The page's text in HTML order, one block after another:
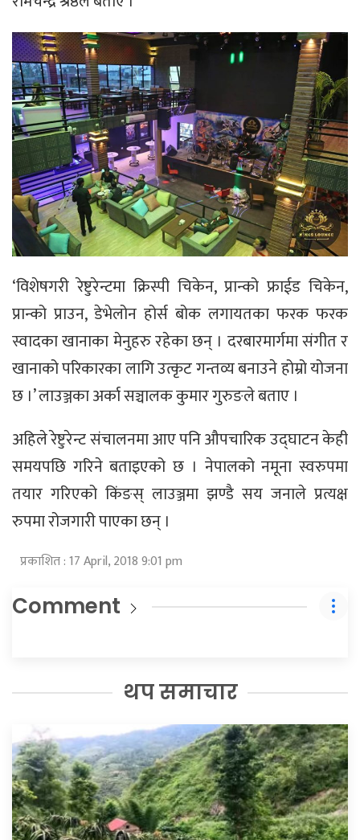
‘विशेषगरी रेष्टुरेन्टमा क्रिस्पी चिकेन, प्रान्को फ्राईड चिकेन,
प्रान्को प्राउन, डेभेलोन होर्स बोक लगायतका फरक फरक
स्वादका खानाका मेनुहरु रहेका छन् । दरबारमार्गमा संगीत र
खानाको परिकारका लागि उत्कृट गन्तव्य बनाउने होम्रो योजना
छ ।’ लाउञ्जका अर्का सञ्चालक कुमार गुरुङले बताए ।
अहिले रेष्टुरेन्ट संचालनमा आए पनि औपचारिक उद्घाटन केही
समयपछि गरिने बताइएको छ । नेपालको नमूना स्वरुपमा
तयार गरिएको किंङस् लाउञ्जमा झण्डै सय जनाले प्रत्यक्ष
रुपमा रोजगारी पाएका छन् ।
प्रकाशित : 17 April, 2018 9:01 pm
Comment
थप समाचार